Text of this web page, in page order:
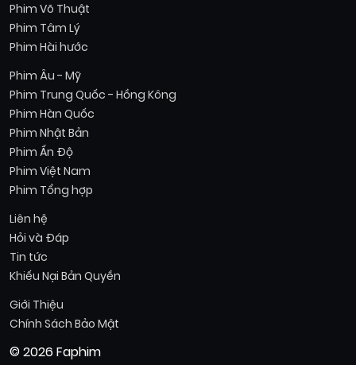
Phim Võ Thuật
Phim Tâm Lý
Phim Hài hước
Phim Âu - Mỹ
Phim Trung Quốc - Hồng Kông
Phim Hàn Quốc
Phim Nhật Bản
Phim Ấn Độ
Phim Việt Nam
Phim Tổng hợp
Liên hệ
Hỏi và Đáp
Tin tức
Khiếu Nại Bản Quyền
Giới Thiệu
Chính Sách Bảo Mật
© 2026 Faphim